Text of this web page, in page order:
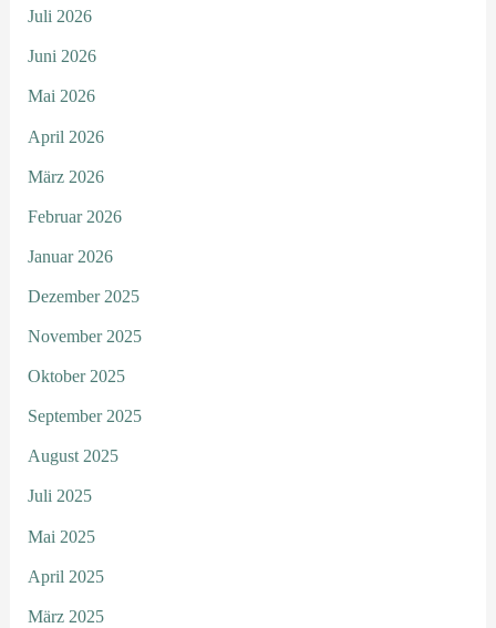
Juli 2026
Juni 2026
Mai 2026
April 2026
März 2026
Februar 2026
Januar 2026
Dezember 2025
November 2025
Oktober 2025
September 2025
August 2025
Juli 2025
Mai 2025
April 2025
März 2025